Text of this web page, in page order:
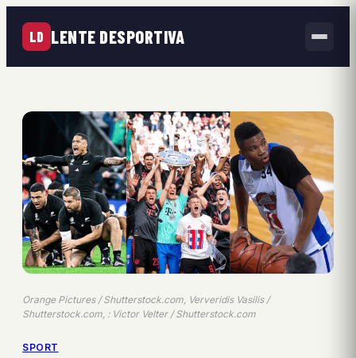
LD LENTE DESPORTIVA
Orange Pictures / Shutterstock.com, Ververidis Vasilis /
Shutterstock.com, : Victor Velter / Shutterstock.com
SPORT